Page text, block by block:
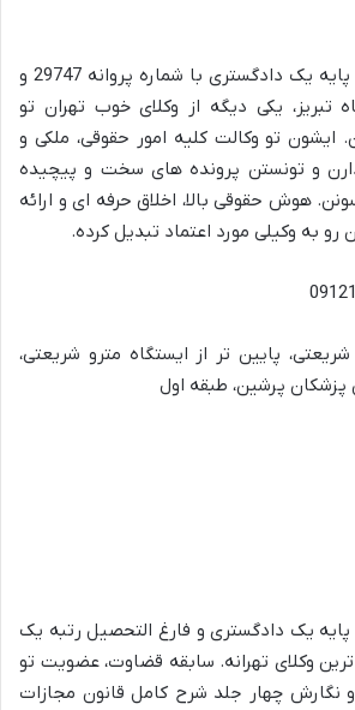
خانم آرام طغرل، وکیل پایه یک دادگستری با شماره پروانه 29747 و
تبریز، یکی دیگه از وکلای خوب تهران تو
ایشون تو وکالت کلیه امور حقوقی، ملکی و
و تونستن پرونده های سخت و پیچیده
هوش حقوقی بالا، اخلاق حرفه ای و ارائه
رو به وکیلی مورد اعتماد تبدیل کرده.
پایین تر از ایستگاه مترو شریعتی،
پرشین، طبقه اول
پایه یک دادگستری و فارغ التحصیل رتبه یک
ترین وکلای تهرانه. سابقه قضاوت، عضویت تو
نگارش چهار جلد شرح کامل قانون مجازات